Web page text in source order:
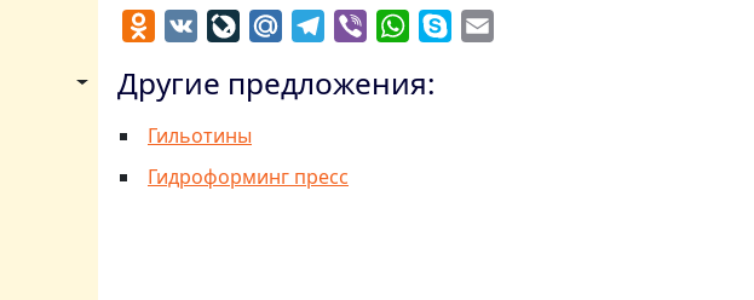
Odnoklassniki
VK LiveJournal
Mail.RuTelegram
Viber WhatsApp
Skype
Другие предложения:
Гильотины
Гидроформинг пресс